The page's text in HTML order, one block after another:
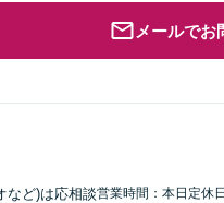
メールでお
など)は応相談営業時間：本日定休日